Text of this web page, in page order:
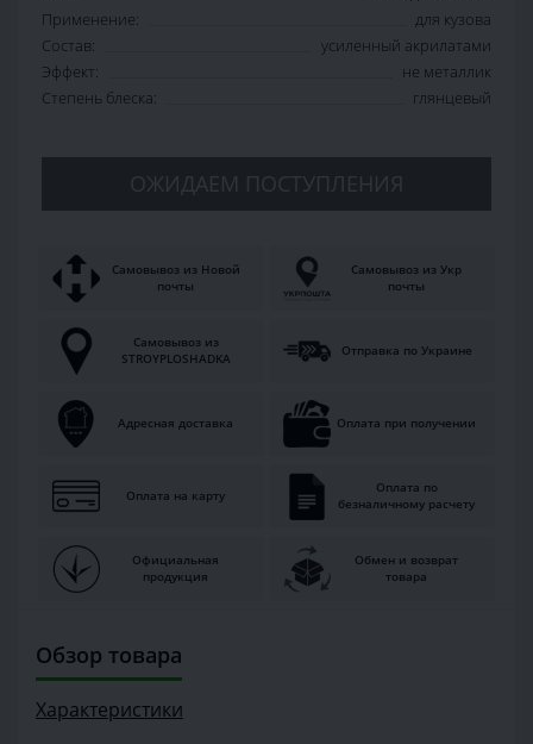
Применение:
для кузова
Состав:
усиленный акрилатами
Эффект:
не металлик
Степень блеска:
глянцевый
ОЖИДАЕМ ПОСТУПЛЕНИЯ
Самовывоз из Новой
почты
Самовывоз из Укр
почты
Самовывоз из
STROYPLOSHADKA
Отправка по Украине
Адресная доставка Оплата при получении
Оплата на карту
Оплата по
безналичному расчету
Официальная
продукция
Обмен и возврат
товара
Обзор товара
Характеристики